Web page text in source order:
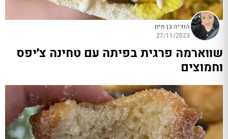
הודיה בן חיון
27/11/2023
שווארמה פרגית בפיתה עם טחינה צ׳יפס
וחמוצים